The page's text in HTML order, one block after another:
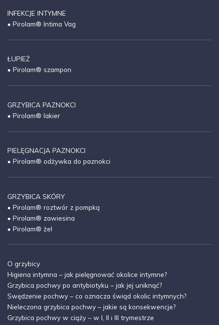
INFEKCJE INTYMNE
• Pirolam® Intima Vag
ŁUPIEŻ
• Pirolam® szampon
GRZYBICA PAZNOKCI
• Pirolam® lakier
PIELĘGNACJA PAZNOKCI
• Pirolam® odżywka do paznokci
GRZYBICA SKÓRY
• Pirolam® roztwór z pompką
• Pirolam® zawiesina
• Pirolam® żel
O grzybicy
Higiena intymna – jak pielęgnować okolice intymne?
Grzybica pochwy po antybiotyku – jak jej uniknąć?
Swędzenie pochwy – co oznacza świąd okolic intymnych?
Nieleczona grzybica pochwy – jakie są konsekwencje?
Grzybica pochwy w ciąży – w I, II i III trymestrze